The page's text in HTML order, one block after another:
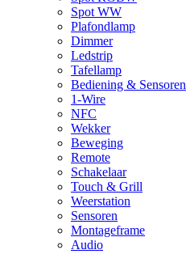
Spot WW
Plafondlamp
Dimmer
Ledstrip
Tafellamp
Bediening & Sensoren
1-Wire
NFC
Wekker
Beweging
Remote
Schakelaar
Touch & Grill
Weerstation
Sensoren
Montageframe
Audio